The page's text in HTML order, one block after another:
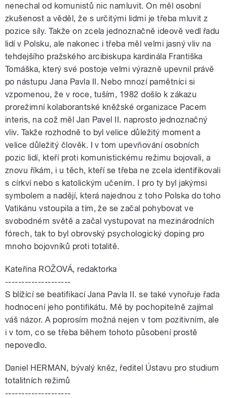
nenechal od komunistů nic namluvit. On měl osobní
zkušenost a věděl, že s určitými lidmi je třeba mluvit z
pozice síly. Takže on zcela jednoznačně ideově vedl řadu
lidí v Polsku, ale nakonec i třeba měl velmi jasný vliv na
tehdejšího pražského arcibiskupa kardinála Františka
Tomáška, který své postoje velmi výrazně upevnil právě
po nástupu Jana Pavla II. Nebo mnozí pamětníci si
vzpomenou, že v roce, tuším, 1982 došlo k zákazu
prorežimní kolaborantské kněžské organizace Pacem
interis, na což měl Jan Pavel II. naprosto jednoznačný
vliv. Takže rozhodně to byl velice důležitý moment a
velice důležitý člověk. I v tom upevňování osobních
pozic lidí, kteří proti komunistickému režimu bojovali, a
znovu říkám, i u těch, kteří se třeba ne zcela identifikovali
s církví nebo s katolickým učením. I pro ty byl jakýmsi
symbolem a nadějí, která najednou z toho Polska do toho
Vatikánu vstoupila a tím, že se začal pohybovat ve
svobodném světě a začal vystupovat na mezinárodních
fórech, tak to byl obrovský psychologický doping pro
mnoho bojovníků proti totalitě.
Kateřina ROŽOVÁ, redaktorka
--------------------
S blížící se beatifikací Jana Pavla II. se také vynořuje řada
hodnocení jeho pontifikátu. Mě by pochopitelně zajímal
váš názor. A poprosím možná nejen v tom pozitivním, ale
i v tom, co se třeba během tohoto působení prostě
nepovedlo.
Daniel HERMAN, bývalý kněz, ředitel Ústavu pro studium
totalitních režimů
--------------------